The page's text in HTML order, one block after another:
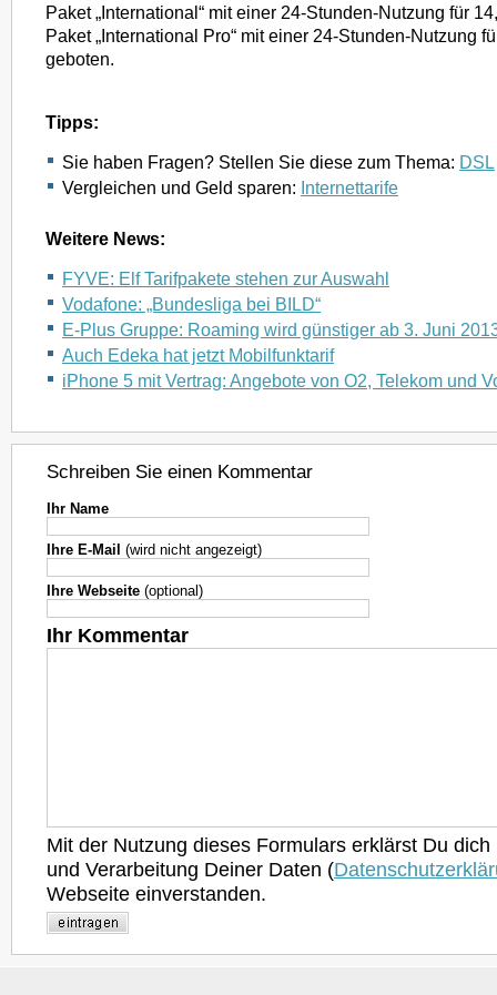
Paket „International“ mit einer 24-Stunden-Nutzung für
Paket „International Pro“ mit einer 24-Stunden-Nutzung
geboten.
Tipps:
Sie haben Fragen? Stellen Sie diese zum Thema: DSL
Vergleichen und Geld sparen: Internettarife
Weitere News:
FYVE: Elf Tarifpakete stehen zur Auswahl
Vodafone: „Bundesliga bei BILD“
E-Plus Gruppe: Roaming wird günstiger ab 3. Juni
Auch Edeka hat jetzt Mobilfunktarif
iPhone 5 mit Vertrag: Angebote von O2, Telekom und
Schreiben Sie einen Kommentar
Ihr Name
Ihre E-Mail (wird nicht angezeigt)
Ihre Webseite (optional)
Ihr Kommentar
Mit der Nutzung dieses Formulars erklärst Du
und Verarbeitung Deiner Daten (
Webseite einverstanden.